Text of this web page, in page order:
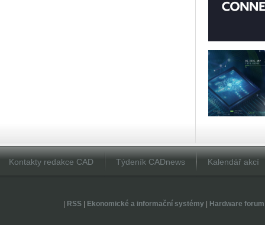
Kontakty redakce CAD Týdeník CADnews Kalendář akcí
RSS| Ekonomické a informační systémy| Hardware forum